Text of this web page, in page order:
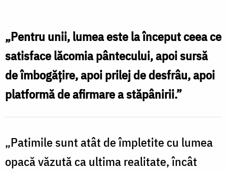
Zamfirescu
„Pentru unii, lumea este la început ceea ce
satisface lăcomia pântecului, apoi sursă
de îmbogăţire, apoi prilej de desfrâu, apoi
platformă de afirmare a stăpânirii.”
„Patimile sunt atât de împletite cu lumea
opacă văzută ca ultima realitate, încât